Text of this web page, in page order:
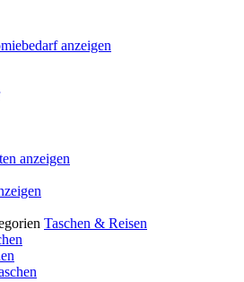
anzeigen
anzeigen
Taschen & Reisen